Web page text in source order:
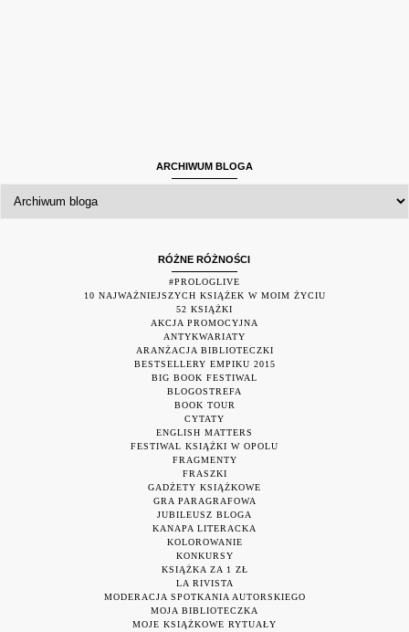
ARCHIWUM BLOGA
RÓŻNE RÓŻNOŚCI
#PROLOGLIVE
10 NAJWAŻNIEJSZYCH KSIĄŻEK W MOIM ŻYCIU
52 KSIĄŻKI
AKCJA PROMOCYJNA
ANTYKWARIATY
ARANŻACJA BIBLIOTECZKI
BESTSELLERY EMPIKU 2015
BIG BOOK FESTIWAL
BLOGOSTREFA
BOOK TOUR
CYTATY
ENGLISH MATTERS
FESTIWAL KSIĄŻKI W OPOLU
FRAGMENTY
FRASZKI
GADŻETY KSIĄŻKOWE
GRA PARAGRAFOWA
JUBILEUSZ BLOGA
KANAPA LITERACKA
KOLOROWANIE
KONKURSY
KSIĄŻKA ZA 1 ZŁ
LA RIVISTA
MODERACJA SPOTKANIA AUTORSKIEGO
MOJA BIBLIOTECZKA
MOJE KSIĄŻKOWE RYTUAŁY